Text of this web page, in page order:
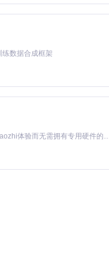
击插件卡片上的"安装"按
的管理选项。你可以配
故障排除
数据合成框架
基于Python的Xiaozhi AI，适用于想要完整Xiaozhi